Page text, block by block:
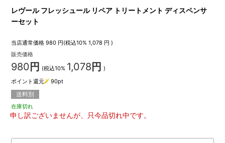
レヴール フレッシュール リペア トリートメント ディスペンサ
ーセット
当店通常価格 980 円(税込10%1,078 円 )
販売価格
980 円 (税込10% 1,078 円 )
ポイント還元
90pt
送料別
在庫切れ
申し訳ございませんが、只今品切れ中です。